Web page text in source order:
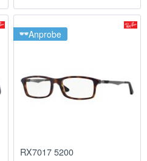
Anprobe
RX7017 5200